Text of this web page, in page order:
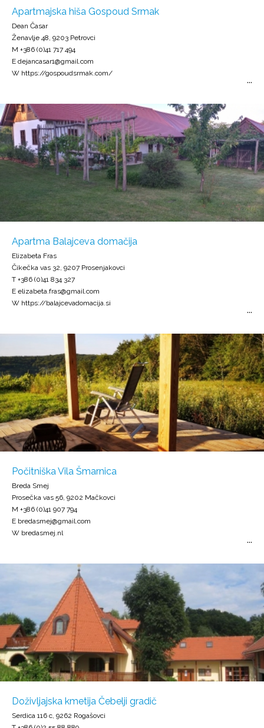
Apartmajska hiša Gospoud Srmak
Dean Časar
Ženavlje 48, 9203 Petrovci
M +386 (0)41 717 494
E dejancasar1@gmail.com
W https://gospoudsrmak.com/
Apartma Balajceva domačija
Elizabeta Fras
Čikečka vas 32, 9207 Prosenjakovci
T +386 (0)41 834 327
E elizabeta.fras@gmail.com
W https://balajcevadomacija.si
Počitniška Vila Šmarnica
Breda Smej
Prosečka vas 56, 9202 Mačkovci
M +386 (0)41 907 794
E bredasmej@gmail.com
W bredasmej.nl
Doživljajska kmetija Čebelji gradič
Serdica 116 c, 9262 Rogašovci